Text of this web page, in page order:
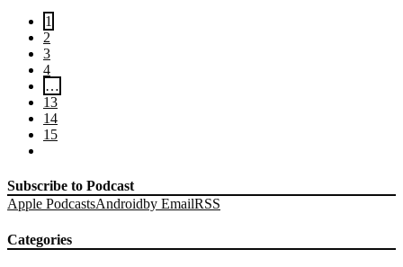
1
2
3
4
…
13
14
15
Subscribe to Podcast
Apple PodcastsAndroidby EmailRSS
Categories